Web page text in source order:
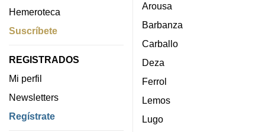
Hemeroteca
Suscríbete
REGISTRADOS
Mi perfil
Newsletters
Regístrate
Arousa
Barbanza
Carballo
Deza
Ferrol
Lemos
Lugo